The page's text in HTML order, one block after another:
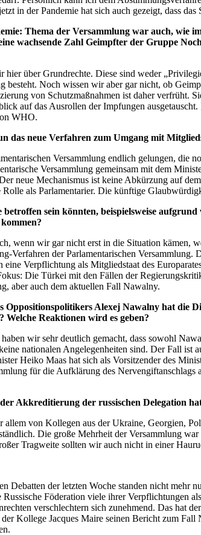
in der Pandemie hat sich auch gezeigt, dass
Thema der Versammlung war auch, wie
wachsende Zahl Geimpfter der Gruppe
über Grundrechte. Diese sind weder
besteht. Noch wissen wir aber gar nicht, ob
von Schutzmaßnahmen ist daher verfrüht.
auf das Ausrollen der Impfungen
WHO.
das neue Verfahren zum Umgang mit
Versammlung endlich gelungen, die
Versammlung gemeinsam mit dem
neue Mechanismus ist keine Abkürzung auf
als Parlamentarier. Die künftige
sein könnten, beispielsweise
wenn wir gar nicht erst in die Situation kämen,
Verfahren der Parlamentarischen
eine Verpflichtung als Mitgliedstaat des
Die Türkei mit den Fällen der
aber auch dem aktuellen Fall Nawalny.
Oppositionspolitikers Alexej Nawalny hat die
Welche Reaktionen wird es geben?
wir sehr deutlich gemacht, dass sowohl
nationalen Angelegenheiten sind. Der Fall
Heiko Maas hat sich als Vorsitzender des
für die Aufklärung des
Akkreditierung der russischen Delegation
von Kollegen aus der Ukraine, Georgien,
Die große Mehrheit der Versammlung
Tragweite sollten wir auch nicht in einer
Debatten der letzten Woche standen nicht mehr
Föderation viele ihrer Verpflichtungen
verschlechtern sich zunehmend. Das hat
der Kollege Jacques Maire seinen Bericht zum Fall